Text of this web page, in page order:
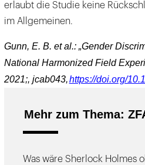
erlaubt die Studie keine
im Allgemeinen.
Gunn, E. B. et al.: „Gender
National Harmonized Field
2021;, jcab043,https://doi.org/
Mehr zum Thema:
Was wäre Sherlock Holmes